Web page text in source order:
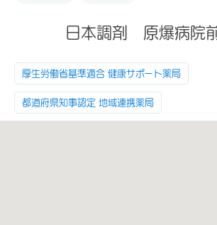
日本調剤 原爆病院
厚生労働省基準適合 健康サポート薬局
都道府県知事認定 地域連携薬局